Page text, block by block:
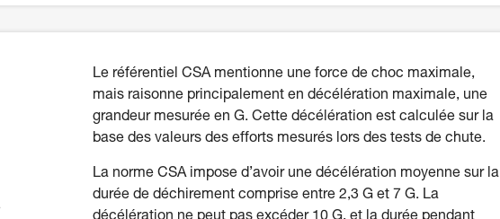
Le référentiel CSA mentionne une force de choc maximale,
mais raisonne principalement en décélération maximale, une
grandeur mesurée en G. Cette décélération est calculée sur la
base des valeurs des efforts mesurés lors des tests de chute.
La norme CSA impose d’avoir une décélération moyenne sur la
durée de déchirement comprise entre 2,3 G et 7 G. La